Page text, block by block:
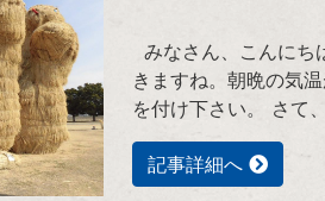
みなさん、こんに
きますね。朝晩の気
を付け下さい。 さて
記事詳細へ